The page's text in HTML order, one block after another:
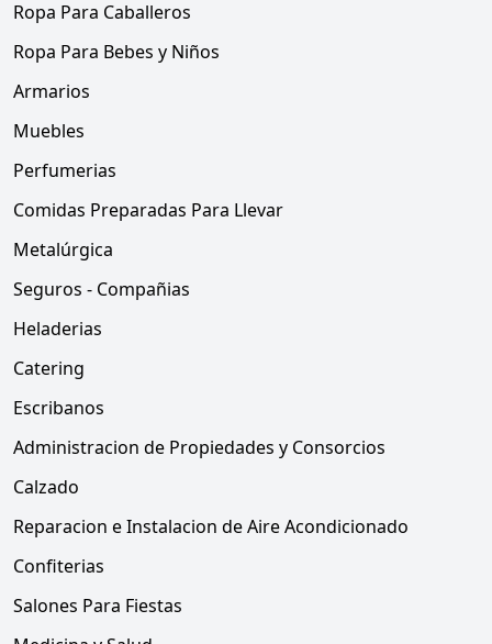
Ropa Para Caballeros
Ropa Para Bebes y Niños
Armarios
Muebles
Perfumerias
Comidas Preparadas Para Llevar
Metalúrgica
Seguros - Compañias
Heladerias
Catering
Escribanos
Administracion de Propiedades y Consorcios
Calzado
Reparacion e Instalacion de Aire Acondicionado
Confiterias
Salones Para Fiestas